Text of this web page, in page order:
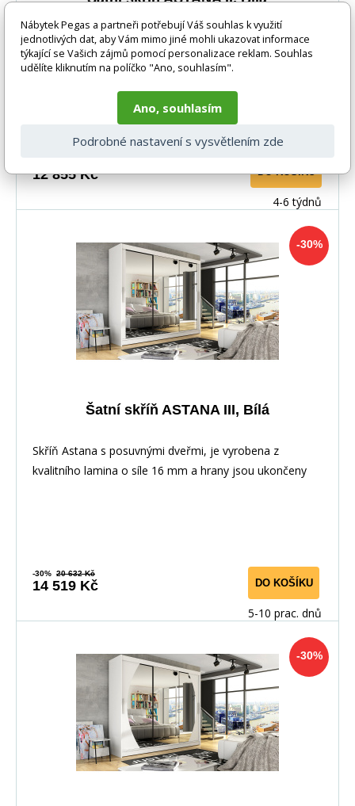
Skříň Astana s posuvnými dveřmi, je vyrobena z
kvalitního lamina o síle 16 mm a hrany jsou ukončeny
12 855 Kč DO KOŠÍKU
4-6 týdnů
-30%
Šatní skříň ASTANA III, Bílá
Skříň Astana s posuvnými dveřmi, je vyrobena z
kvalitního lamina o síle 16 mm a hrany jsou ukončeny
-30% 20 632 Kč
14 519 Kč DO KOŠÍKU
5-10 prac. dnů
-30%
Nábytek Pegas a partneři potřebují Váš souhlas k využití
jednotlivých dat, aby Vám mimo jiné mohli ukazovat informace
týkající se Vašich zájmů pomocí personalizace reklam. Souhlas
udělíte kliknutím na políčko "Ano, souhlasím".
Ano, souhlasím
Podrobné nastavení s vysvětlením zde